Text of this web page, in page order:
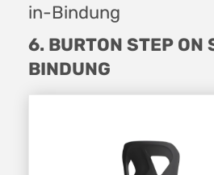
in-Bindung
6. BURTON STEP ON
BINDUNG